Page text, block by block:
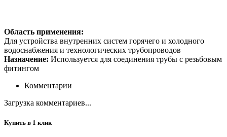
Область применения:
Для устройства внутренних систем горячего и холодного
водоснабжения и технологических трубопроводов
Назначение: Используется для соединения трубы с резьбовым
фитингом
Комментарии
Загрузка комментариев...
Купить в 1 клик